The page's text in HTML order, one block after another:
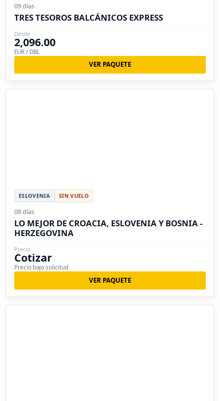
09 días
TRES TESOROS BALCÁNICOS EXPRESS
Desde
2,096.00
EUR / DBL
VER PAQUETE
ESLOVENIA SIN VUELO
08 días
LO MEJOR DE CROACIA, ESLOVENIA Y BOSNIA -
HERZEGOVINA
Precio
Cotizar
Precio bajo solicitud
VER PAQUETE